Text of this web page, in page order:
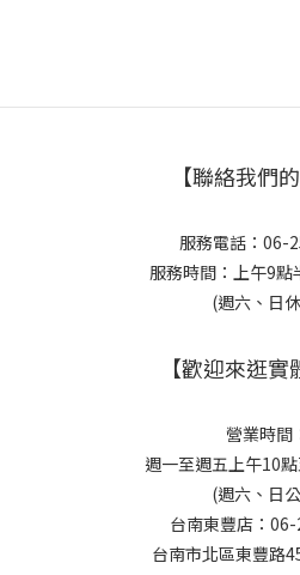
【聯絡我們
服務電話：06-
服務時間：上午9點
(週六、日
【歡迎來逛實
營業時間
週一至週五上午10
(週六、日
台南東豐店：
台南市北區東豐路